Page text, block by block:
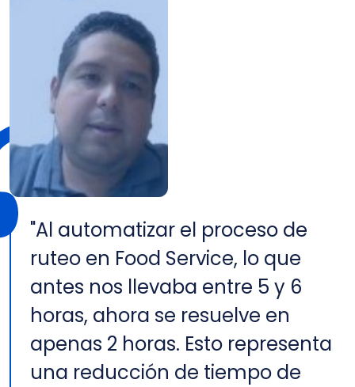
"Al automatizar el proceso de
ruteo en Food Service, lo que
antes nos llevaba entre 5 y 6
horas, ahora se resuelve en
apenas 2 horas. Esto representa
una reducción de tiempo de